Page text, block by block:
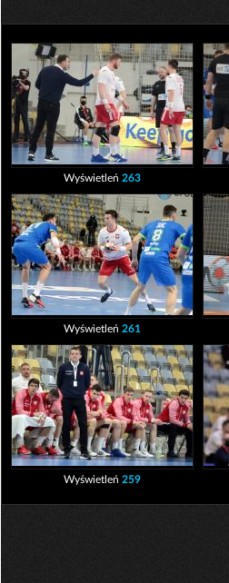
Wyświetleń 263
Wyświetleń 261
Wyświetleń 259